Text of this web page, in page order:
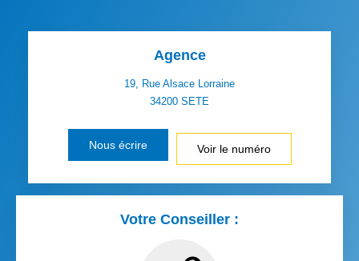
Agence
19, Rue Alsace Lorraine
34200 SETE
Nous écrire Voir le numéro
Votre Conseiller :